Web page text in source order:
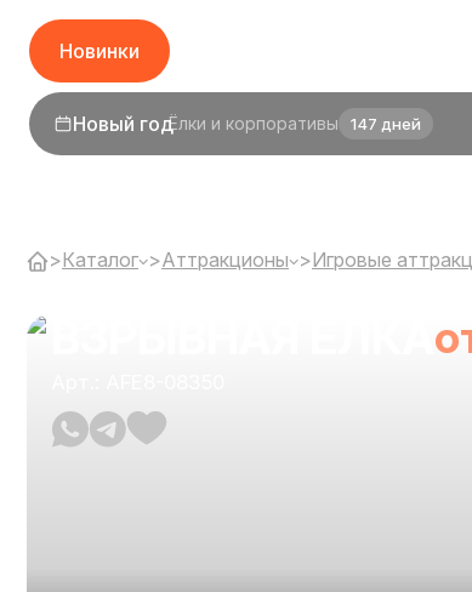
Новинки
1 сентябряДень знаний 25 дней
>Каталог >Аттракционы >Игровые